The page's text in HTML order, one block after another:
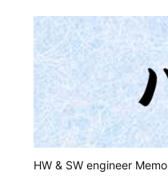
HW & SW engineer Memo